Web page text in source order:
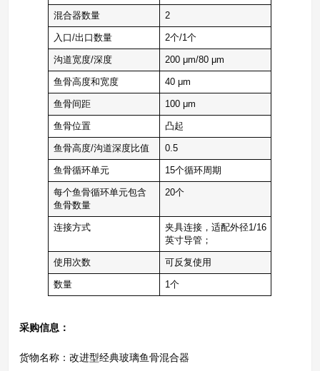
混合器数量 2
入口/出口数量 2个/1个
沟道宽度/深度 200 μm/80 μm
鱼骨高度和宽度 40 μm
鱼骨间距 100 μm
鱼骨位置 凸起
鱼骨高度/沟道深度比值 0.5
鱼骨循环单元 15个循环周期
每个鱼骨循环单元包含
鱼骨数量
20个
连接方式
夹具连接，适配外径1/16
英寸导管；
使用次数 可反复使用
数量 1个
采购信息：
货物名称：改进型经典玻璃鱼骨混合器